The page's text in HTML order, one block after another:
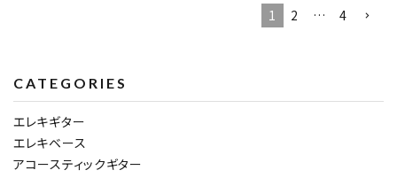
1
2 … 4
CATEGORIES
エレキギター
エレキベース
アコースティックギター